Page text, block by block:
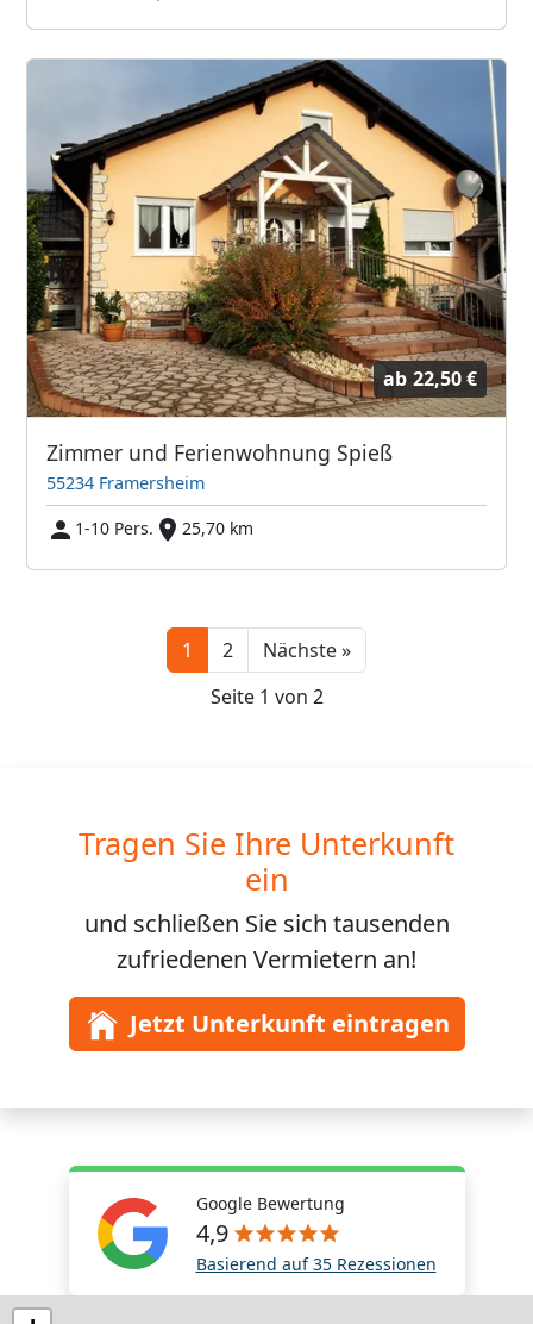
ab 22,50 €
Zimmer und Ferienwohnung Spieß
55234 Framersheim
1-10 Pers.
25,70 km
1 2 Nächste »Next
Seite 1 von 2
Tragen Sie Ihre Unterkunft
ein
und schließen Sie sich tausenden
zufriedenen Vermietern an!
Jetzt Unterkunft eintragen
Google Bewertung
4,9
Basierend auf 35 Rezessionen